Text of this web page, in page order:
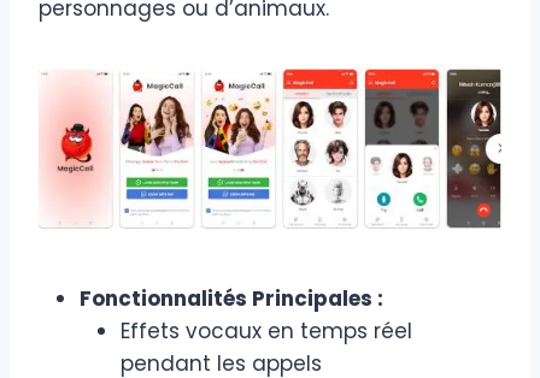
personnages ou d’animaux.
Fonctionnalités Principales :
Effets vocaux en temps réel
pendant les appels